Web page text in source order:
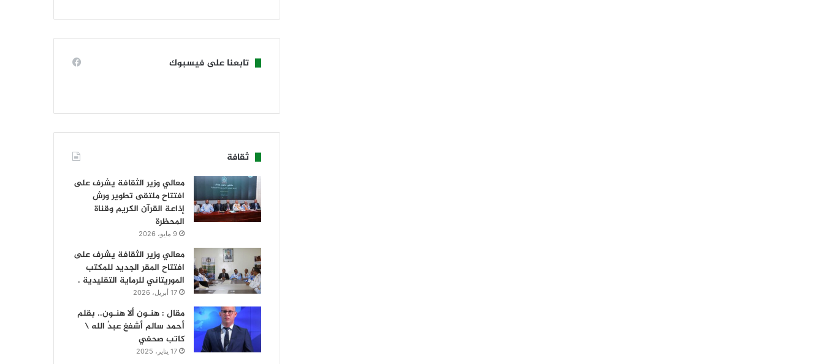
تابعنا على فيسبوك
ثقافة
معالي وزير الثقافة يشرف على
افتتاح ملتقى تطوير ورش
إذاعة القرآن الكريم وقناة
المحظرة
9 مايو، 2026
معالي وزير الثقافة يشرف على
افتتاح المقر الجديد للمكتب
الموريتاني للرماية التقليدية .
17 أبريل، 2026
مقال : هنـون ألا هنـون.. بقلم
أحمد سالم أشفغ عبدُ الله \
كاتب صحفي
17 يناير، 2025